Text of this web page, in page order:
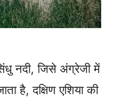
नदी, जिसे अंग्रेजी में
है, दक्षिण एशिया की